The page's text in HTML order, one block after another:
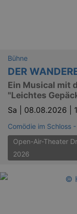
Bühne
DER
Ein Musical mit
"Leichtes
Sa | 08.08.2026 |
Comödie im Schloss
Open-Air-Theater
2026